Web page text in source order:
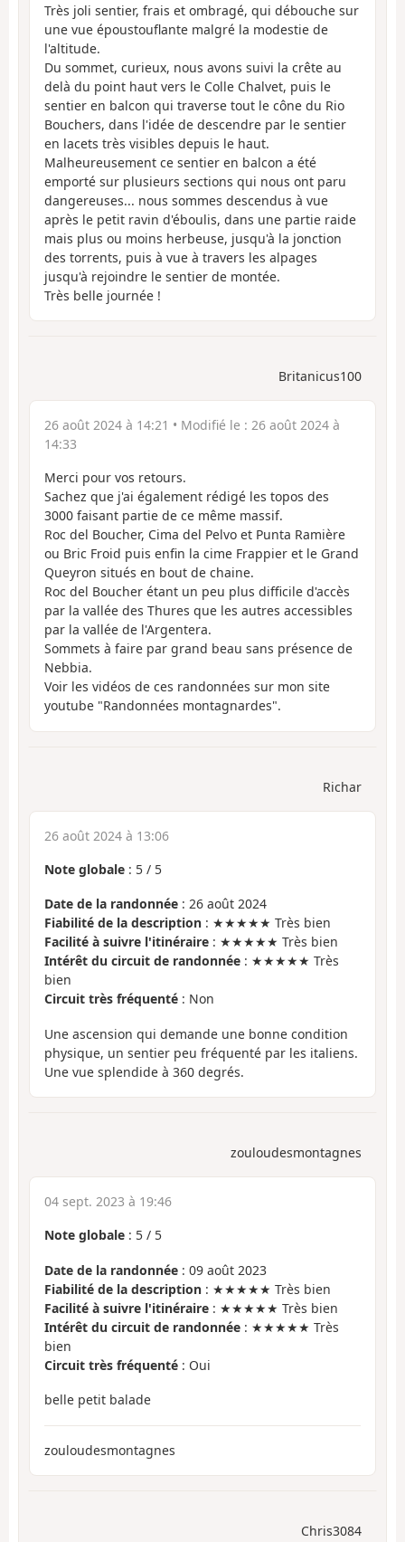
Très joli sentier, frais et ombragé, qui débouche sur
une vue époustouflante malgré la modestie de
l'altitude.
Du sommet, curieux, nous avons suivi la crête au
delà du point haut vers le Colle Chalvet, puis le
sentier en balcon qui traverse tout le cône du Rio
Bouchers, dans l'idée de descendre par le sentier
en lacets très visibles depuis le haut.
Malheureusement ce sentier en balcon a été
emporté sur plusieurs sections qui nous ont paru
dangereuses... nous sommes descendus à vue
après le petit ravin d'éboulis, dans une partie raide
mais plus ou moins herbeuse, jusqu'à la jonction
des torrents, puis à vue à travers les alpages
jusqu'à rejoindre le sentier de montée.
Très belle journée !
Britanicus100
26 août 2024 à 14:21 • Modifié le : 26 août 2024 à
14:33
Merci pour vos retours.
Sachez que j'ai également rédigé les topos des
3000 faisant partie de ce même massif.
Roc del Boucher, Cima del Pelvo et Punta Ramière
ou Bric Froid puis enfin la cime Frappier et le Grand
Queyron situés en bout de chaine.
Roc del Boucher étant un peu plus difficile d'accès
par la vallée des Thures que les autres accessibles
par la vallée de l'Argentera.
Sommets à faire par grand beau sans présence de
Nebbia.
Voir les vidéos de ces randonnées sur mon site
youtube "Randonnées montagnardes".
Richar
26 août 2024 à 13:06
Note globale : 5 / 5
Date de la randonnée : 26 août 2024
Fiabilité de la description : ★★★★★ Très bien
Facilité à suivre l'itinéraire : ★★★★★ Très bien
Intérêt du circuit de randonnée : ★★★★★ Très
bien
Circuit très fréquenté : Non
Une ascension qui demande une bonne condition
physique, un sentier peu fréquenté par les italiens.
Une vue splendide à 360 degrés.
zouloudesmontagnes
04 sept. 2023 à 19:46
Note globale : 5 / 5
Date de la randonnée : 09 août 2023
Fiabilité de la description : ★★★★★ Très bien
Facilité à suivre l'itinéraire : ★★★★★ Très bien
Intérêt du circuit de randonnée : ★★★★★ Très
bien
Circuit très fréquenté : Oui
belle petit balade
zouloudesmontagnes
Chris3084